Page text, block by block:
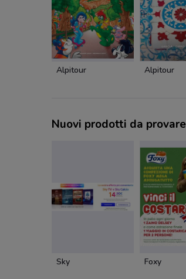
Alpitour Alpitour
Nuovi prodotti da provare
Sky Foxy